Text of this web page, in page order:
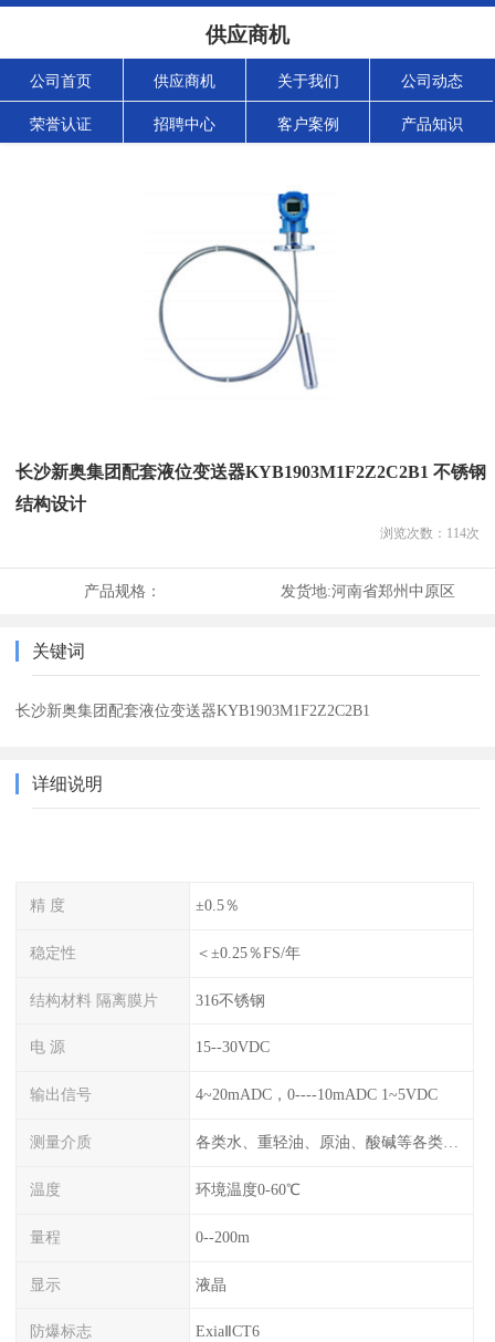
供应商机
公司首页 供应商机 关于我们 公司动态
荣誉认证 招聘中心 客户案例 产品知识
长沙新奥集团配套液位变送器KYB1903M1F2Z2C2B1 不锈钢
结构设计
浏览次数： 114次
产品规格： 发货地:河南省郑州中原区
关键词
长沙新奥集团配套液位变送器KYB1903M1F2Z2C2B1
详细说明
精 度 ±0.5％
稳定性 ＜±0.25％FS/年
结构材料 隔离膜片 316不锈钢
电 源 15--30VDC
输出信号 4~20mADC，0----10mADC 1~5VDC
测量介质 各类水、重轻油、原油、酸碱等各类腐蚀液
温度 环境温度0-60℃
量程 0--200m
显示 液晶
防爆标志 ExiaⅡCT6